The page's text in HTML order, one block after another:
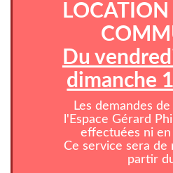
LOCATION
Du
dimanche
Les demandes
l'Espace Gérard
effectuées ni
Ce service sera de
partir